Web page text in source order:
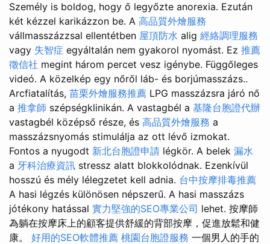
Személy is boldog, hogy ő legyőzte anorexia. Ezután
két kézzel karikázzon be. A 高品質外燴服務
vállmasszázzsal ellentétben 屋頂防水 alig 經絡調理服務
vagy 失智症 egyáltalán nem gyakorol nyomást. Ez 推薦
徵信社 megint három percet vesz igénybe. Függőleges
videó. A közelkép egy nőről láb- és borjúmasszázs..
Arcfiatalítás, 苗栗外燴服務推薦 LPG masszázsra járó nő
a 推拿師 szépségklinikán. A vastagbél a 基隆台胞證代辦
vastagbél középső része, és 高品質外燴服務 a
masszázsnyomás stimulálja az ott lévő izmokat.
Fontos a nyugodt 新北台胞證申請 légkör. A belek 漏水
a 牙科治療資訊 stressz alatt blokkolódnak. Ezenkívül
hosszú és mély lélegzetet kell adnia. 台中按摩排毒推薦
A hasi légzés különösen népszerű. A hasi masszázs
jótékony hatással 實力堅強的SEO專業公司 lehet. 按摩師
為躺在按摩床上的顧客提供舒緩的背部按摩，促進放鬆和健
康。 好用的SEO軟體推薦 桃園台胞證服務 一個男人的手的